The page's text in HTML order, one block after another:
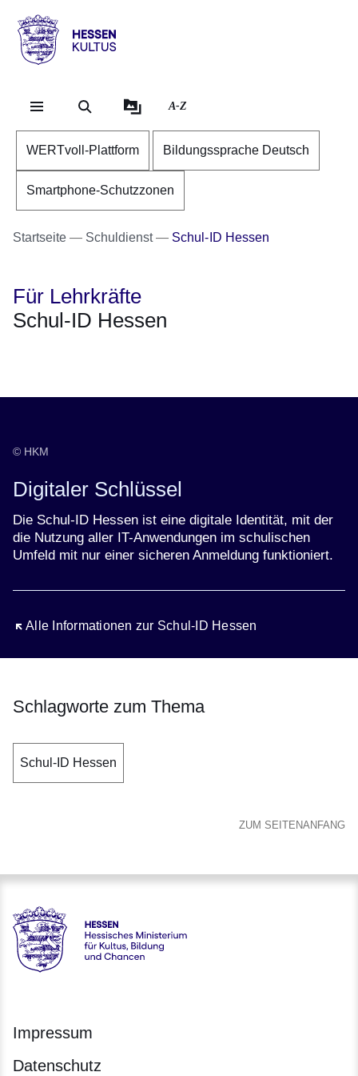
Hessen
Kultus
A-Z
WERTvoll-Plattform Bildungssprache Deutsch
Smartphone-Schutzzonen
Startseite Schuldienst Schul-ID Hessen
Für Lehrkräfte
Schul-ID Hessen
© HKM
Digitaler Schlüssel
Die Schul-ID Hessen ist eine digitale Identität, mit der
die Nutzung aller IT-Anwendungen im schulischen
Umfeld mit nur einer sicheren Anmeldung funktioniert.
Alle Informationen zur Schul-ID Hessen
Öffnet sich in einem neuen Fenster
Schlagworte zum Thema
Schul-ID Hessen
ZUM SEITENANFANG
Hessen - Hessisches Ministerium für Kultus, Bildung und
Impressum
Datenschutz